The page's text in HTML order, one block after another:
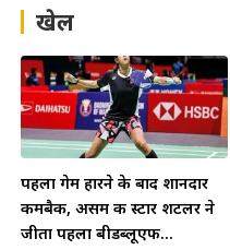
खेल
पहला गेम हारने के बाद शानदार
कमबैक, असम की स्टार शटलर ने
जीता पहला बीडब्लूएफ...